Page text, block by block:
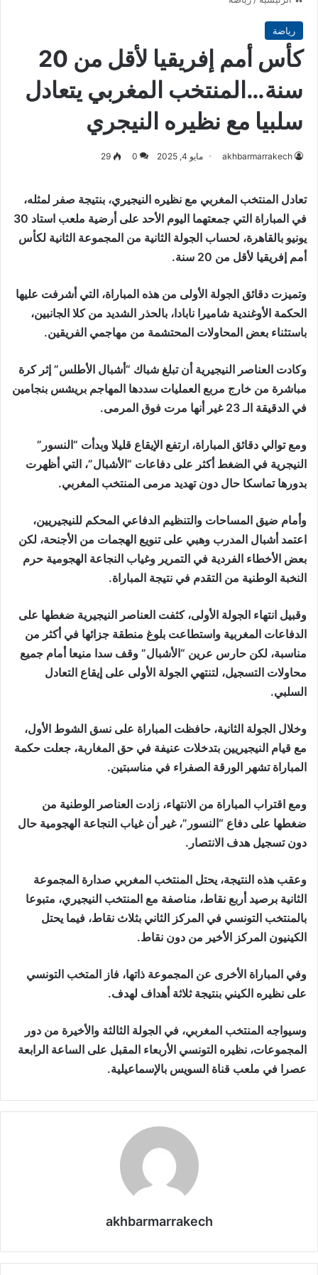
رياضة
كأس أمم إفريقيا لأقل من 20
سنة…المنتخب المغربي يتعادل
سلبيا مع نظيره النيجري
akhbarmarrakech مايو 4, 2025 0
29
تعادل المنتخب المغربي مع نظيره النيجيري، بنتيجة صفر لمثله،
في المباراة التي جمعتهما اليوم الأحد على أرضية ملعب استاد 30
يونيو بالقاهرة، لحساب الجولة الثانية من المجموعة الثانية لكأس
أمم إفريقيا لأقل من 20 سنة.
وتميزت دقائق الجولة الأولى من هذه المباراة، التي أشرفت عليها
الحكمة الأوغندية شاميرا نابادا، بالحذر الشديد من كلا الجانبين،
باستثناء بعض المحاولات المحتشمة من مهاجمي الفريقين.
وكادت العناصر النيجيرية أن تبلغ شباك “أشبال الأطلس” إثر كرة
مباشرة من خارج مربع العمليات سددها المهاجم بريشس بنجامين
في الدقيقة الـ 23 غير أنها مرت فوق المرمى.
ومع توالي دقائق المباراة، ارتفع الإيقاع قليلا وبدأت “النسور”
النيجرية في الضغط أكثر على دفاعات “الأشبال”، التي أظهرت
بدورها تماسكا حال دون تهديد مرمى المنتخب المغربي.
وأمام ضيق المساحات والتنظيم الدفاعي المحكم للنيجيريين،
اعتمد أشبال المدرب وهبي على تنويع الهجمات من الأجنحة، لكن
بعض الأخطاء الفردية في التمرير وغياب النجاعة الهجومية حرم
النخبة الوطنية من التقدم في نتيجة المباراة.
وقبيل انتهاء الجولة الأولى، كثفت العناصر النيجيرية ضغطها على
الدفاعات المغربية واستطاعت بلوغ منطقة جزائها في أكثر من
مناسبة، لكن حارس عرين “الأشبال” وقف سدا منيعا أمام جميع
محاولات التسجيل، لتنتهي الجولة الأولى على إيقاع التعادل
السلبي.
وخلال الجولة الثانية، حافظت المباراة على نسق الشوط الأول،
مع قيام النيجيريين بتدخلات عنيفة في حق المغاربة، جعلت حكمة
المباراة تشهر الورقة الصفراء في مناسبتين.
ومع اقتراب المباراة من الانتهاء، زادت العناصر الوطنية من
ضغطها على دفاع “النسور”، غير أن غياب النجاعة الهجومية حال
دون تسجيل هدف الانتصار.
وعقب هذه النتيجة، يحتل المنتخب المغربي صدارة المجموعة
الثانية برصيد أربع نقاط، مناصفة مع المنتخب النيجيري، متبوعا
بالمنتخب التونسي في المركز الثاني بثلاث نقاط، فيما يحتل
الكينيون المركز الأخير من دون نقاط.
وفي المباراة الأخرى عن المجموعة ذاتها، فاز المتخب التونسي
على نظيره الكيني بنتيجة ثلاثة أهداف لهدف.
وسيواجه المنتخب المغربي، في الجولة الثالثة والأخيرة من دور
المجموعات، نظيره التونسي الأربعاء المقبل على الساعة الرابعة
عصرا في ملعب قناة السويس بالإسماعيلية.
akhbarmarrakech